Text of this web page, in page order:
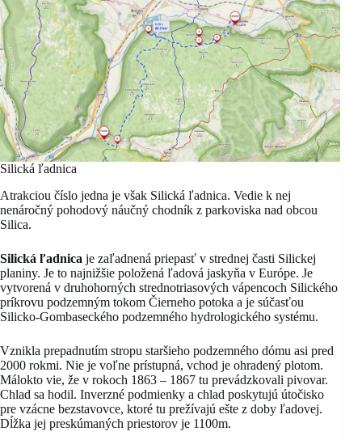
Silická ľadnica
Atrakciou číslo jedna je však Silická ľadnica. Vedie k nej
nenáročný pohodový náučný chodník z parkoviska nad obcou
Silica.
Silická ľadnica je zaľadnená priepasť v strednej časti Silickej
planiny. Je to najnižšie položená ľadová jaskyňa v Európe. Je
vytvorená v druhohorných strednotriasových vápencoch Silického
príkrovu podzemným tokom Čierneho potoka a je súčasťou
Silicko-Gombaseckého podzemného hydrologického systému.
Vznikla prepadnutím stropu staršieho podzemného dómu asi pred
2000 rokmi. Nie je voľne prístupná, vchod je ohradený plotom.
Málokto vie, že v rokoch 1863 – 1867 tu prevádzkovali pivovar.
Chlad sa hodil. Inverzné podmienky a chlad poskytujú útočisko
pre vzácne bezstavovce, ktoré tu prežívajú ešte z doby ľadovej.
Dĺžka jej preskúmaných priestorov je 1100m.